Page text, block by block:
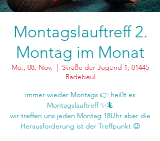
Montagslauftreff 2.
Montag im Monat
Mo., 08. Nov.
  |
Straße der Jugend 1, 01445
Radebeul
immer wieder Montags 👉 heißt es
Montagslauftreff ✨🦎
wir treffen uns jeden Montag 18Uhr aber die